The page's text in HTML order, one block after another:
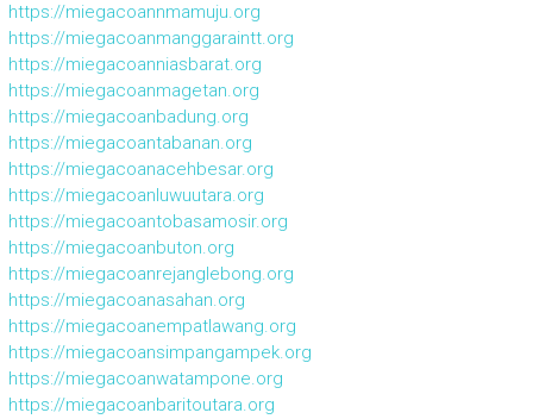
https://miegacoannmamuju.org
https://miegacoanmanggaraintt.org
https://miegacoanniasbarat.org
https://miegacoanmagetan.org
https://miegacoanbadung.org
https://miegacoantabanan.org
https://miegacoanacehbesar.org
https://miegacoanluwuutara.org
https://miegacoantobasamosir.org
https://miegacoanbuton.org
https://miegacoanrejanglebong.org
https://miegacoanasahan.org
https://miegacoanempatlawang.org
https://miegacoansimpangampek.org
https://miegacoanwatampone.org
https://miegacoanbaritoutara.org